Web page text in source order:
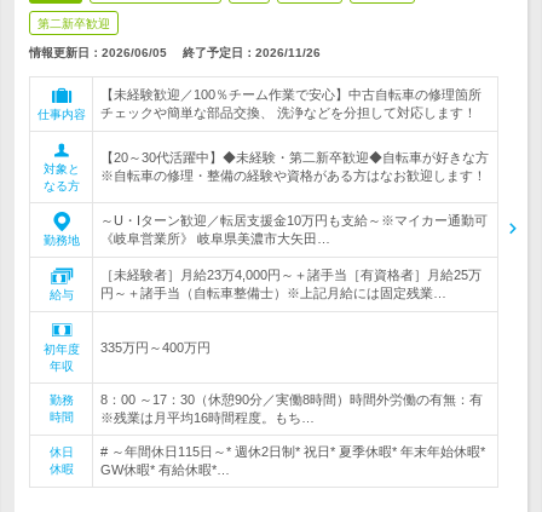
第二新卒歓迎
情報更新日：2026/06/05 終了予定日： 2026/11/26
仕事内容
【未経験歓迎／100％チーム作業で安心】中古自転車の修理箇所
チェックや簡単な部品交換、 洗浄などを分担して対応します！
対象と
なる方
【20～30代活躍中】◆未経験・第二新卒歓迎◆自転車が好きな方
※自転車の修理・整備の経験や資格がある方はなお歓迎します！
勤務地
～U・Iターン歓迎／転居支援金10万円も支給～※マイカー通勤可
《岐阜営業所》 岐阜県美濃市大矢田…
給与
［未経験者］月給23万4,000円～＋諸手当［有資格者］月給25万
円～＋諸手当（自転車整備士）※上記月給には固定残業…
初年度
年収
335万円～400万円
勤務
時間
8：00 ～17：30（休憩90分／実働8時間）時間外労働の有無：有
※残業は月平均16時間程度。もち…
休日
休暇
# ～年間休日115日～* 週休2日制* 祝日* 夏季休暇* 年末年始休暇*
GW休暇* 有給休暇*…